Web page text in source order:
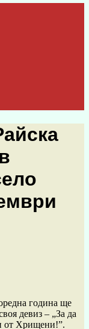
година ще
девиз – „За да
от Хрищени!”.